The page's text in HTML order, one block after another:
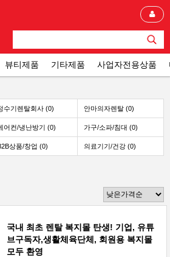
뷰티제품 기타제품 사업자전용상품
수기렌탈회사 (0) 안마의자렌탈 (0)
어컨/냉난방기 (0) 가구/소파/침대 (0)
상품/창업 (0) 의료기기/건강 (0)
국내 최초 렌탈 복지몰 탄생! 기업, 유튜
브구독자,생활체육단체, 회원용 복지몰
모두 환영